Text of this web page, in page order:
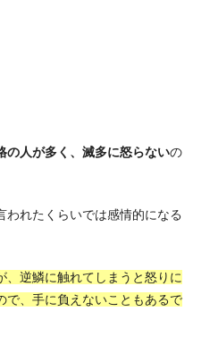
の人が多く、滅多に怒らないの
われたくらいでは感情的になる
、逆鱗に触れてしまうと怒りに
で、手に負えないこともあるで